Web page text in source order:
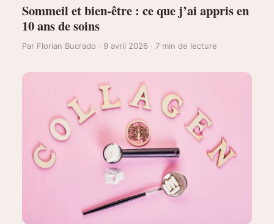
Sommeil et bien-être : ce que j’ai appris en
10 ans de soins
Par Florian Bucrado · 9 avril 2026 · 7 min de lecture